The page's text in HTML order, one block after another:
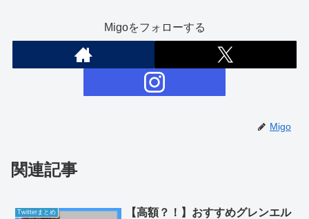
Migoをフォローする
Migo
関連記事
Twitterまとめ
【高額？！】おすすめグレンエル